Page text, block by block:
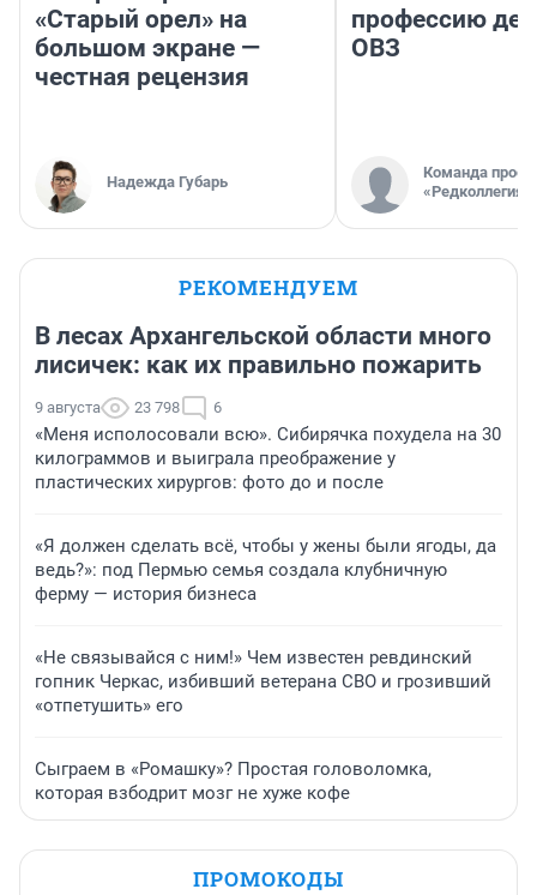
«Старый орел» на
большом экране —
честная рецензия
Надежда Губарь
профессию
ОВЗ
Команда
«Редколлегия»
РЕКОМЕНДУЕМ
В лесах Архангельской области много
лисичек: как их правильно пожарить
9 августа 23 798 6
«Меня исполосовали всю». Сибирячка похудела на 30
килограммов и выиграла преображение у
пластических хирургов: фото до и после
«Я должен сделать всё, чтобы у жены были ягоды, да
ведь?»: под Пермью семья создала клубничную
ферму — история бизнеса
«Не связывайся с ним!» Чем известен ревдинский
гопник Черкас, избивший ветерана СВО и грозивший
«отпетушить» его
Сыграем в «Ромашку»? Простая головоломка,
которая взбодрит мозг не хуже кофе
ПРОМОКОДЫ